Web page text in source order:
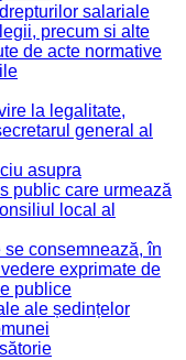
salariale
precum si alte
de acte normative
la legalitate,
general al
asupra
public care urmează
local al
consemnează, în
exprimate de
publice
ale ședințelor